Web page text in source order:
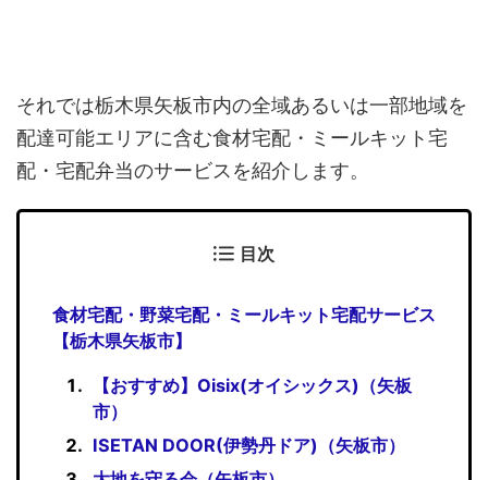
それでは栃木県矢板市内の全域あるいは一部地域を
配達可能エリアに含む食材宅配・ミールキット宅
配・宅配弁当のサービスを紹介します。
目次
食材宅配・野菜宅配・ミールキット宅配サービス
【栃木県矢板市】
【おすすめ】Oisix(オイシックス)（矢板
市）
ISETAN DOOR(伊勢丹ドア)（矢板市）